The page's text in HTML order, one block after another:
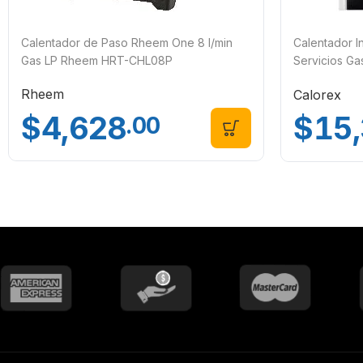
Calentador de Paso Rheem One 8 l/min
Gas LP Rheem HRT-CHL08P
Rheem
$4,628.00
Calentador
Servicios
Calorex
$